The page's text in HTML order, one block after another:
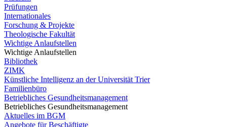
Prüfungen
Internationales
Forschung & Projekte
Theologische Fakultät
Wichtige Anlaufstellen
Wichtige Anlaufstellen
Bibliothek
ZIMK
Künstliche Intelligenz an der Universität Trier
Familienbüro
Betriebliches Gesundheitsmanagement
Betriebliches Gesundheitsmanagement
Aktuelles im BGM
Angebote für Beschäftigte